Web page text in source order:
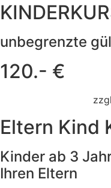
unbegrenzte
120.- €
Eltern Kind
Kinder ab 3
Ihren Eltern